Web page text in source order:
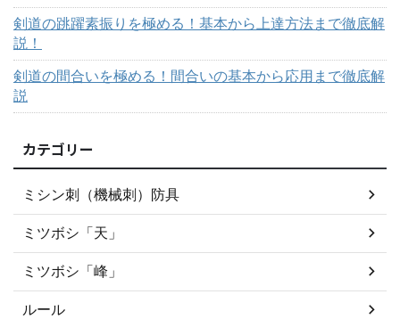
剣道の跳躍素振りを極める！基本から上達方法まで徹底解
説！
剣道の間合いを極める！間合いの基本から応用まで徹底解
説
カテゴリー
ミシン刺（機械刺）防具
ミツボシ「天」
ミツボシ「峰」
ルール